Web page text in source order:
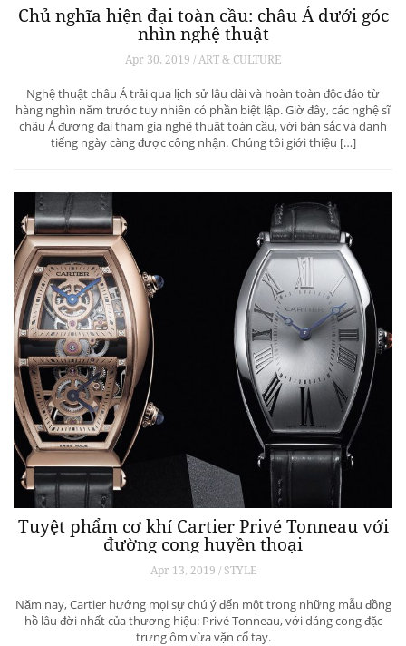
Chủ nghĩa hiện đại toàn cầu: châu Á dưới góc
nhìn nghệ thuật
Apr 30, 2019 / ART & CULTURE
Nghệ thuật châu Á trải qua lịch sử lâu dài và hoàn toàn độc đáo từ
hàng nghìn năm trước tuy nhiên có phần biệt lập. Giờ đây, các nghệ sĩ
châu Á đương đại tham gia nghệ thuật toàn cầu, với bản sắc và danh
tiếng ngày càng được công nhận. Chúng tôi giới thiệu […]
Tuyệt phẩm cơ khí Cartier Privé Tonneau với
đường cong huyền thoại
Apr 13, 2019 / STYLE
Năm nay, Cartier hướng mọi sự chú ý đến một trong những mẫu đồng
hồ lâu đời nhất của thương hiệu: Privé Tonneau, với dáng cong đặc
trưng ôm vừa vặn cổ tay.